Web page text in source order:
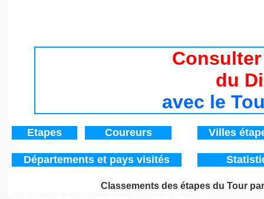
du
avec le
Etapes Coureurs Villes
Départements et pays visités
Classements des étapes du Tour